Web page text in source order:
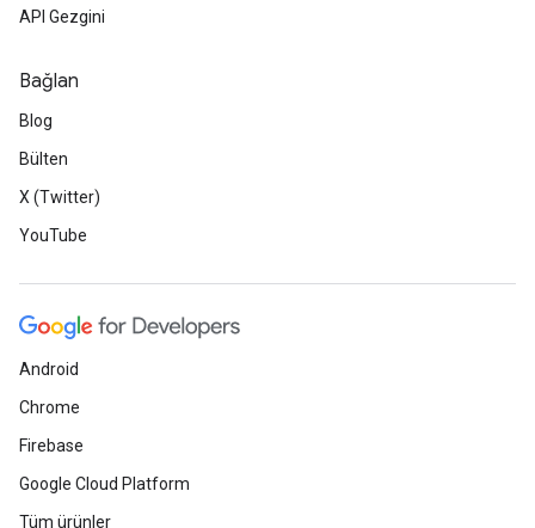
API Gezgini
Bağlan
Blog
Bülten
X (Twitter)
YouTube
Android
Chrome
Firebase
Google Cloud Platform
Tüm ürünler